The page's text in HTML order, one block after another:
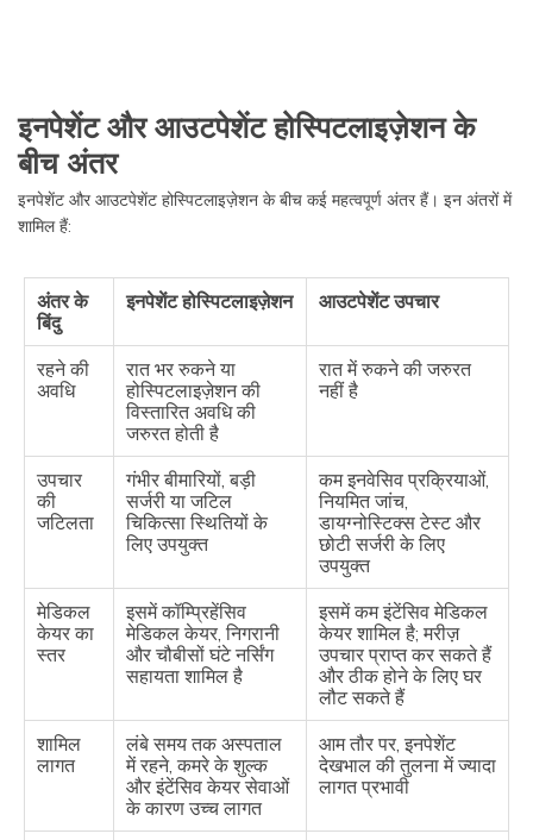
इनपेशेंट और आउटपेशेंट होस्पिटलाइज़ेशन के
बीच अंतर
इनपेशेंट और आउटपेशेंट होस्पिटलाइज़ेशन के बीच कई महत्वपूर्ण अंतर हैं। इन अंतरों में
शामिल हैं:
अंतर के
बिंदु
इनपेशेंट होस्पिटलाइज़ेशन आउटपेशेंट उपचार
रहने की
अवधि
रात भर रुकने या
होस्पिटलाइज़ेशन की
विस्तारित अवधि की
जरुरत होती है
रात में रुकने की जरुरत
नहीं है
उपचार
की
जटिलता
गंभीर बीमारियों, बड़ी
सर्जरी या जटिल
चिकित्सा स्थितियों के
लिए उपयुक्त
कम इनवेसिव प्रक्रियाओं,
नियमित जांच,
डायग्नोस्टिक्स टेस्ट और
छोटी सर्जरी के लिए
उपयुक्त
मेडिकल
केयर का
स्तर
इसमें कॉम्प्रिहेंसिव
मेडिकल केयर, निगरानी
और चौबीसों घंटे नर्सिंग
सहायता शामिल है
इसमें कम इंटेंसिव मेडिकल
केयर शामिल है; मरीज़
उपचार प्राप्त कर सकते हैं
और ठीक होने के लिए घर
लौट सकते हैं
शामिल
लागत
लंबे समय तक अस्पताल
में रहने, कमरे के शुल्क
और इंटेंसिव केयर सेवाओं
के कारण उच्च लागत
आम तौर पर, इनपेशेंट
देखभाल की तुलना में ज्यादा
लागत प्रभावी